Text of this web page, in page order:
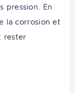
pression. En
la corrosion et
rester